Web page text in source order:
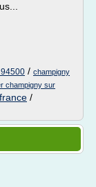
/ champigny
champigny sur
/